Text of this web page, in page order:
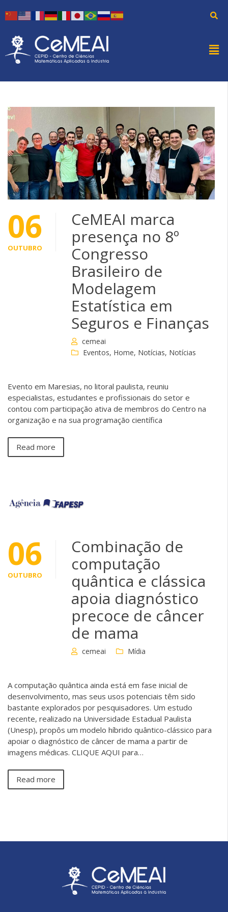
06
OUTUBRO
CeMEAI marca
presença no 8º
Congresso
Brasileiro de
Modelagem
Estatística em
Seguros e Finanças
cemeai
Eventos, Home, Notícias, Notícias
Evento em Maresias, no litoral paulista, reuniu
especialistas, estudantes e profissionais do setor e
contou com participação ativa de membros do Centro na
organização e na sua programação científica
Read more
06
OUTUBRO
Combinação de
computação
quântica e clássica
apoia diagnóstico
precoce de câncer
de mama
cemeai Mídia
A computação quântica ainda está em fase inicial de
desenvolvimento, mas seus usos potenciais têm sido
bastante explorados por pesquisadores. Um estudo
recente, realizado na Universidade Estadual Paulista
(Unesp), propôs um modelo híbrido quântico-clássico para
apoiar o diagnóstico de câncer de mama a partir de
imagens médicas. CLIQUE AQUI para…
Read more